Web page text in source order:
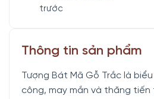
trước
Thông tin sản phẩm
Tượng Bát Mã Gỗ Trắc là
công, may mắn và thăng tiến